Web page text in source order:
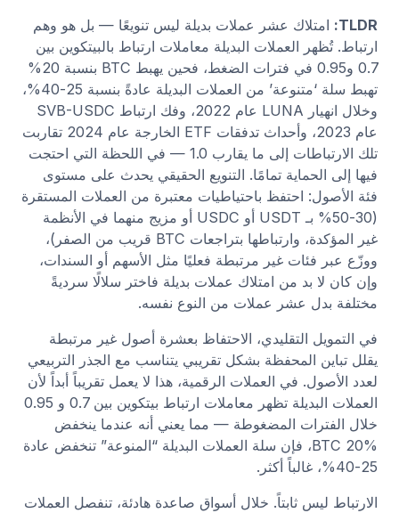
TLDR: امتلاك عشر عملات بديلة ليس تنويعًا — بل هو وهم
ارتباط. تُظهر العملات البديلة معاملات ارتباط بالبيتكوين بين
0.7 و0.95 في فترات الضغط، فحين يهبط BTC بنسبة 20%
تهبط سلة ‘متنوعة’ من العملات البديلة عادةً بنسبة 25-40%،
وخلال انهيار LUNA عام 2022، وفك ارتباط SVB-USDC
عام 2023، وأحداث تدفقات ETF الخارجة عام 2024 تقاربت
تلك الارتباطات إلى ما يقارب 1.0 — في اللحظة التي احتجت
فيها إلى الحماية تمامًا. التنويع الحقيقي يحدث على مستوى
فئة الأصول: احتفظ باحتياطيات معتبرة من العملات المستقرة
(30-50% بـ USDT أو USDC أو مزيج منهما في الأنظمة
غير المؤكدة، وارتباطها بتراجعات BTC قريب من الصفر)،
ووزّع عبر فئات غير مرتبطة فعليًا مثل الأسهم أو السندات،
وإن كان لا بد من امتلاك عملات بديلة فاختر سلالًا سرديةً
مختلفة بدل عشر عملات من النوع نفسه.
في التمويل التقليدي، الاحتفاظ بعشرة أصول غير مرتبطة
يقلل تباين المحفظة بشكل تقريبي يتناسب مع الجذر التربيعي
لعدد الأصول. في العملات الرقمية، هذا لا يعمل تقريباً أبداً لأن
العملات البديلة تظهر معاملات ارتباط بيتكوين بين 0.7 و 0.95
خلال الفترات المضغوطة — مما يعني أنه عندما ينخفض
BTC 20%، فإن سلة العملات البديلة “المنوعة” تنخفض عادة
25-40%، غالباً أكثر.
الارتباط ليس ثابتاً. خلال أسواق صاعدة هادئة، تنفصل العملات